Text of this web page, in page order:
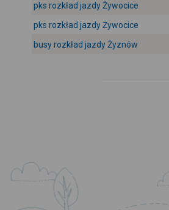
pks rozkład jazdy Żywocice
pks rozkład jazdy Żywocice
busy rozkład jazdy Żyznów